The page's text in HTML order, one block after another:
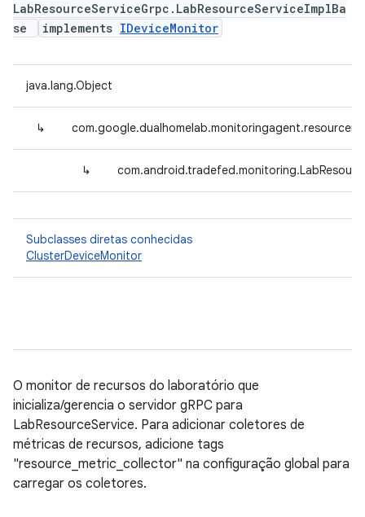
LabResourceServiceGrpc.LabResourceServiceImplBa
se
implements IDeviceMonitor
java.lang.Object
↳
↳
Subclasses diretas conhecidas
ClusterDeviceMonitor
O monitor de recursos do laboratório que
inicializa/gerencia o servidor gRPC para
LabResourceService. Para adicionar coletores de
métricas de recursos, adicione tags
"resource_metric_collector" na configuração global para
carregar os coletores.